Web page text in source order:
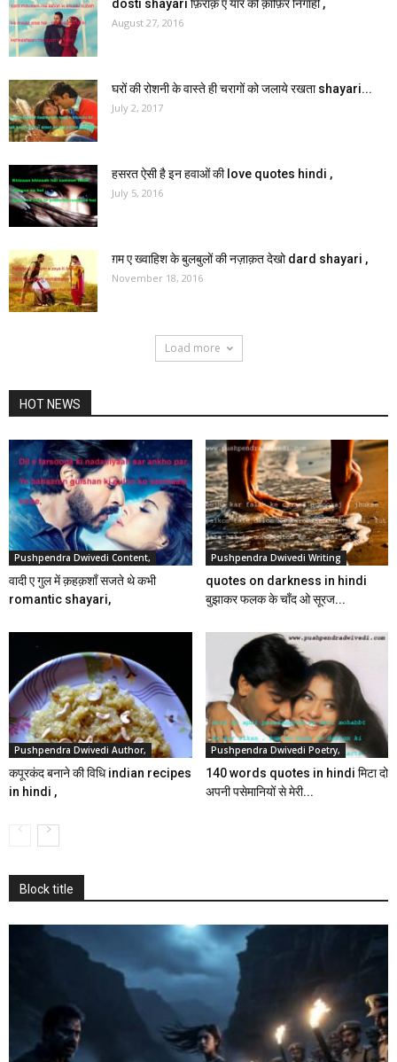
dosti shayari फ़िराक़ ए यार की क़ाफ़िर निगाही ,
August 27, 2016
घरों की रोशनी के वास्ते ही चरागों को जलाये रखता shayari...
July 2, 2017
हसरत ऐसी है इन हवाओं की love quotes hindi ,
July 5, 2016
ग़म ए ख्वाहिश के बुलबुलों की नज़ाक़त देखो dard shayari ,
November 18, 2016
Load more
HOT NEWS
Pushpendra Dwivedi Content,
वादी ए गुल में क़हक़शाँ सजते थे कभी
romantic shayari,
Pushpendra Dwivedi Writing
quotes on darkness in hindi
बुझाकर फलक के चाँद ओ सूरज...
Pushpendra Dwivedi Author,
कपूरकंद बनाने की विधि indian recipes
in hindi ,
Pushpendra Dwivedi Poetry,
140 words quotes in hindi मिटा दो
अपनी पसेमानियों से मेरी...
Block title